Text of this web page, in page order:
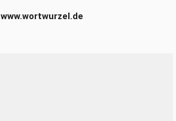
www.wortwurzel.de